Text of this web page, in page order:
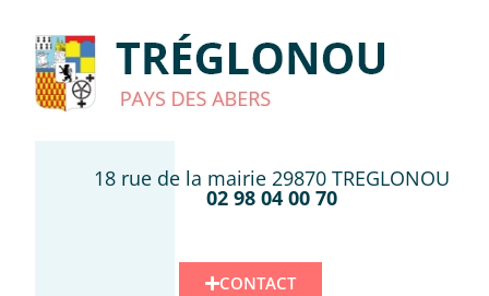
18 rue de la mairie 29870 TREGLONOU
02 98 04 00 70
CONTACT